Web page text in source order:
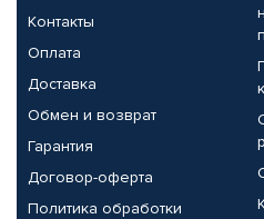
Контакты
Оплата
Доставка
Обмен и возврат
Гарантия
Договор-оферта
Политика обработки